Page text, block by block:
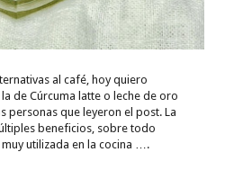
al café, hoy quiero
de Cúrcuma latte o leche de oro
personas que leyeron el post. La
beneficios, sobre todo
utilizada en la cocina ….